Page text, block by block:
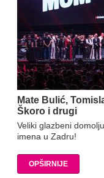
Mate Bulić,
Škoro i drugi
Veliki glazbeni
imena u Zadru!
OPŠIRNIJE